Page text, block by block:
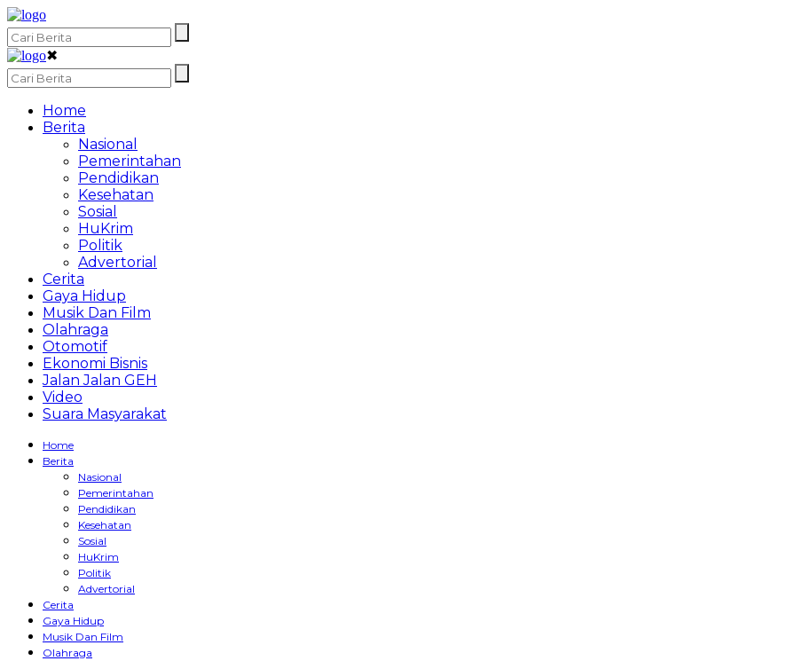
✖
Home
Berita
Nasional
Pemerintahan
Pendidikan
Kesehatan
Sosial
HuKrim
Politik
Advertorial
Cerita
Gaya Hidup
Musik Dan Film
Olahraga
Otomotif
Ekonomi Bisnis
Jalan Jalan GEH
Video
Suara Masyarakat
Home
Berita
Nasional
Pemerintahan
Pendidikan
Kesehatan
Sosial
HuKrim
Politik
Advertorial
Cerita
Gaya Hidup
Musik Dan Film
Olahraga